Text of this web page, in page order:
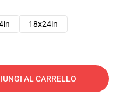
18x24in
AL CARRELLO